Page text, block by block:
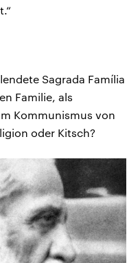
Sagrada Família
Familie, als
Kommunismus von
oder Kitsch?